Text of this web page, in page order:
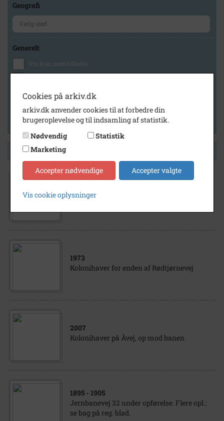
Geografi
Generelt
Vis kun med billeder
Vis kun med lydklip
Vis kun med kilder
Vis kun med geo-tag
Side 1 af 1
Kolonihaver i Tølløse.
1973
Kolonihaver for enden af Rødtjørnevej
2007
Kolonihaver på Åvej, op mod banen
1895 - 1905
Jernbanevej 32 under opførelse. Flere opl.:
se bag på reg. blad.
Cookies på arkiv.dk
arkiv.dk anvender cookies til at forbedre din
brugeroplevelse og til indsamling af statistik.
Nødvendig
Statistik
Marketing
Accepter nødvendige Accepter valgte
Vis cookie oplysninger